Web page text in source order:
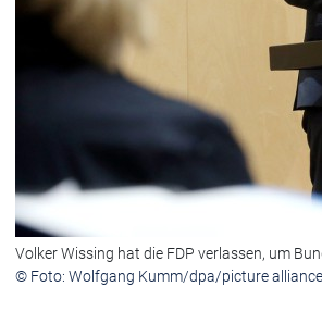
Volker Wissing hat die FDP verlassen, um
© Foto: Wolfgang Kumm/dpa/picture alliance